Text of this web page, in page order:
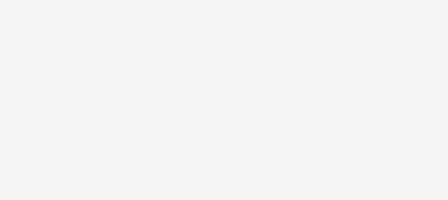
betrokken zorgverleners en ouders van jeugdigen
naar andere zorg?
jeugdigen met angst dient te worden overgedragen bij en na verwijzing?